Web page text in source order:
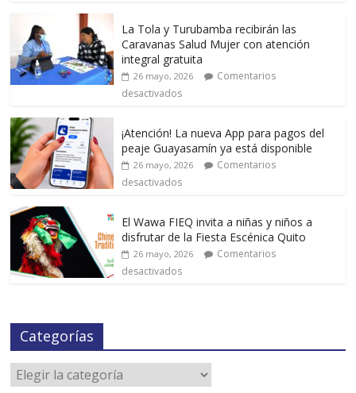
La Tola y Turubamba recibirán las
Caravanas Salud Mujer con atención
integral gratuita
26 mayo, 2026
Comentarios
desactivados
¡Atención! La nueva App para pagos del
peaje Guayasamín ya está disponible
26 mayo, 2026
Comentarios
desactivados
El Wawa FIEQ invita a niñas y niños a
disfrutar de la Fiesta Escénica Quito
26 mayo, 2026
Comentarios
desactivados
Categorías